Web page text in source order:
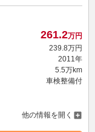
261.2万円
239. 8万円
2011年
5.5万km
車検整備付
他の情報を開く